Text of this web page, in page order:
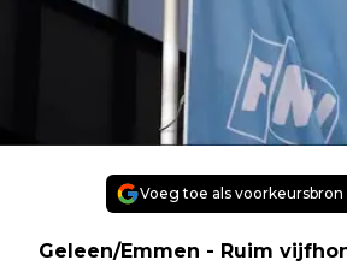
Voeg toe als voorkeursbron
Geleen/Emmen - Ruim